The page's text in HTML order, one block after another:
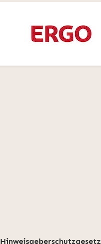
Hinweisgeberschutzgesetz